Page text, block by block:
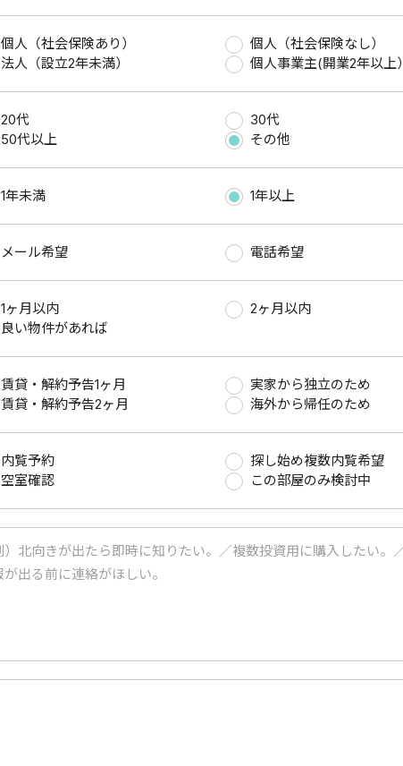
個人（社会保険あり） 個人（社会保険なし）
法人（設立2年未満）
個人事業主(開業2年以上）
20代 30代
50代以上
その他
1年未満 1年以上
メール希望 電話希望
1ヶ月以内 2ヶ月以内
良い物件があれば
賃貸・解約予告1ヶ月 実家から独立のため
賃貸・解約予告2ヶ月
海外から帰任のため
内覧予約 探し始め複数内覧希望
空室確認
この部屋のみ検討中